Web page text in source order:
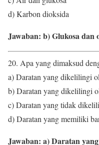
d) Karbon dioksida
Jawaban: b) Glukosa dan
20. Apa yang dimaksud
a) Daratan yang dikelilingi
b) Daratan yang dikelilingi
c) Daratan yang tidak
d) Daratan yang memiliki
Jawaban: a) Daratan